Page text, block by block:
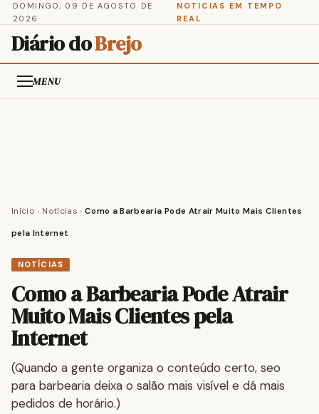
DOMINGO, 09 DE AGOSTO DE
2026
NOTICIAS EM TEMPO
REAL
Diário doBrejo
MENU
Início › Notícias › Como a Barbearia Pode Atrair Muito Mais Clientes
pela Internet
NOTÍCIAS
Como a Barbearia Pode Atrair
Muito Mais Clientes pela
Internet
(Quando a gente organiza o conteúdo certo, seo
para barbearia deixa o salão mais visível e dá mais
pedidos de horário.)